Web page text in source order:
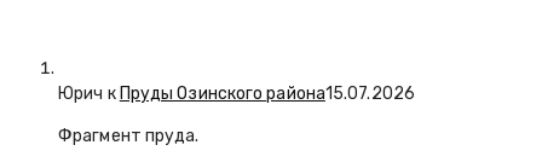
Юрич к Пруды Озинского района15.07.2026
Фрагмент пруда.